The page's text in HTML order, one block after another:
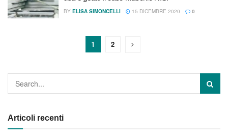
BY ELISA SIMONCELLI 15 DICEMBRE 2020 0
1 2
Articoli recenti